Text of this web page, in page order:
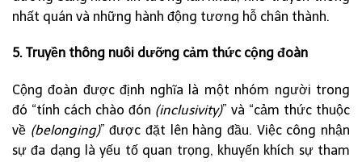
nhất quán và những hành động tương hỗ chân thành.
5. Truyền thông nuôi dưỡng cảm thức cộng đoàn
Cộng đoàn được định nghĩa là một nhóm người trong
đó “tính cách chào đón (inclusivity)” và “cảm thức thuộc
về (belonging)” được đặt lên hàng đầu. Việc công nhận
sự đa dạng là yếu tố quan trọng, khuyến khích sự tham